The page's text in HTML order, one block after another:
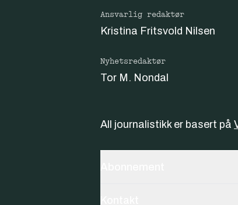
Ansvarlig redaktør
Kristina Fritsvold Nilsen
Nyhetsredaktør
Tor M. Nondal
All journalistikk er basert på